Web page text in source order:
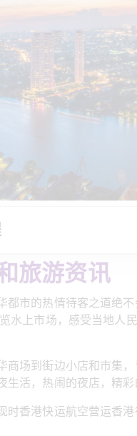
旅游资讯
都市的热情待客之道绝
水上市场，感受当地人
商场到街边小店和市集
生活，热闹的夜店，精
时香港快运航空营运香